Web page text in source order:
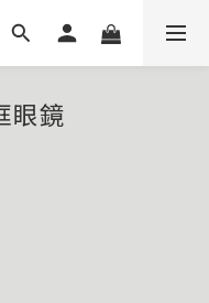
眼鏡